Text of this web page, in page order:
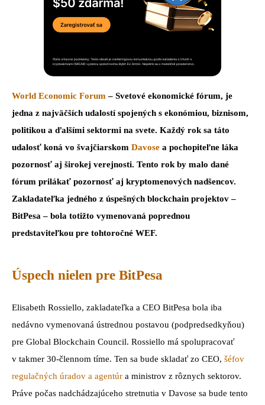
World Economic Forum– Svetové ekonomické fórum, je
jedna z najväčších udalostí spojených s ekonómiou, biznisom,
politikou a ďalšími sektormi na svete. Každý rok sa táto
udalosť koná vo švajčiarskom Davose a pochopiteľne láka
pozornosť aj širokej verejnosti. Tento rok by malo dané
fórum prilákať pozornosť aj kryptomenových nadšencov.
Zakladateľka jedného z úspešných blockchain projektov –
BitPesa – bola totižto vymenovaná poprednou
predstaviteľkou pre tohtoročné WEF.
Úspech nielen pre BitPesa
Elisabeth Rossiello, zakladateľka a CEO BitPesa bola iba
nedávno vymenovaná ústrednou postavou (podpredsedkyňou)
pre Global Blockchain Council. Rossiello má spolupracovať
v takmer 30-člennom tíme. Ten sa bude skladať zo CEO, šéfov
regulačných úradov a agentúr a ministrov z rôznych sektorov.
Práve počas nadchádzajúceho stretnutia v Davose sa bude tento